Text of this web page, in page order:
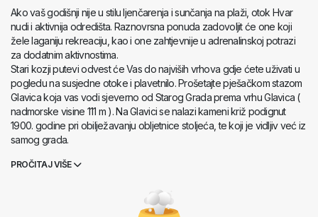
Ako vaš godišnji nije u stilu ljenčarenja i sunčanja na plaži, otok Hvar
nudi i aktivnija odredišta. Raznovrsna ponuda zadovoljit će one koji
žele laganiju rekreaciju, kao i one zahtjevnije u adrenalinskoj potrazi
za dodatnim aktivnostima.
Stari kozji putevi odvest će Vas do najviših vrhova gdje ćete uživati u
pogledu na susjedne otoke i plavetnilo. Prošetajte pješačkom stazom
Glavica koja vas vodi sjeverno od Starog Grada prema vrhu Glavica (
nadmorske visine 111 m ). Na Glavici se nalazi kameni križ podignut
1900. godine pri obilježavanju obljetnice stoljeća, te koji je vidljiv već iz
samog grada.
se stoga pretpostavlja da je Glavica bila promatračnica zbog svog
je sačuvan samo ostatak bedema koji okružuje plato na vrhu brijega.
Kroz 7 km dugu šetnju najbolje ćete doživjeti vegetacijsku raznolikost
PROČITAJ VIŠE